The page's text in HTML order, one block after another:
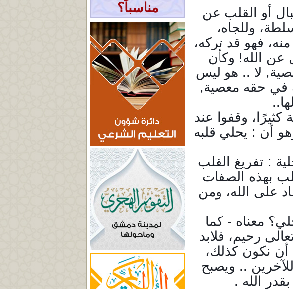
مناسباً؟
« أرشيف الخطب
أو القلب عن
وللجاه،
فهو قد تركه،
عن الله! وكأن
لا .. هو ليس
في حقه معصية,
..
وقفوا عند
أن : يحلي قلبه
: تفريغ القلب
بهذه الصفات
على الله، ومن
معناه - كما
رحيم، فلابد
أن نكون كذلك،
.. ويصبح
الله .